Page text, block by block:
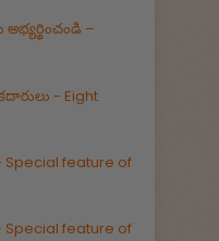
–
- Eight
Special feature of
Special feature of